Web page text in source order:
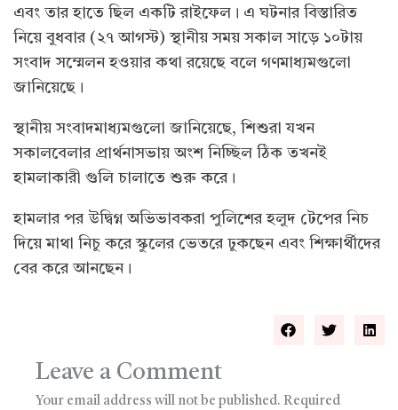
এবং তার হাতে ছিল একটি রাইফেল। এ ঘটনার বিস্তারিত
নিয়ে বুধবার (২৭ আগস্ট) স্থানীয় সময় সকাল সাড়ে ১০টায়
সংবাদ সম্মেলন হওয়ার কথা রয়েছে বলে গণমাধ্যমগুলো
জানিয়েছে।
স্থানীয় সংবাদমাধ্যমগুলো জানিয়েছে, শিশুরা যখন
সকালবেলার প্রার্থনাসভায় অংশ নিচ্ছিল ঠিক তখনই
হামলাকারী গুলি চালাতে শুরু করে।
হামলার পর উদ্বিগ্ন অভিভাবকরা পুলিশের হলুদ টেপের নিচ
দিয়ে মাথা নিচু করে স্কুলের ভেতরে ঢুকছেন এবং শিক্ষার্থীদের
বের করে আনছেন।
Leave a Comment
Your email address will not be published. Required